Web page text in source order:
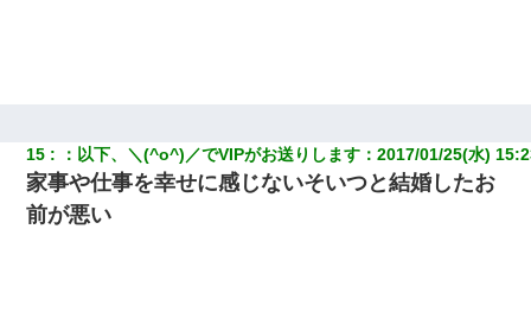
15 ： 以下、＼(^o^)／でVIPがお送りします ：2017/01/25(水)
家事や仕事を幸せに感じないそいつと結婚したお
前が悪い